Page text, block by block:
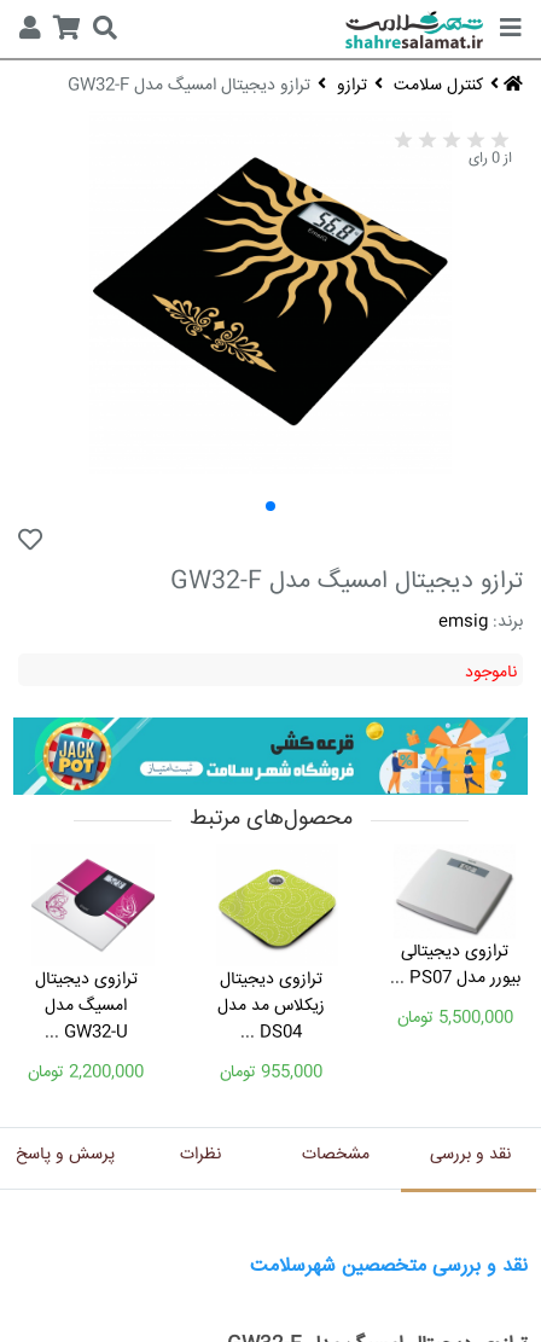
کنترل سلامت ترازو ترازو دیجیتال امسیگ مدل GW32-F
از 0 رای
ترازو دیجیتال امسیگ مدل GW32-F
برند: emsig
ناموجود
محصول‌های مرتبط
ترازوی دیجیتالی
بیورر مدل PS07 ...
5,500,000 تومان
ترازوی دیجیتال
زیکلاس مد مدل
DS04 ...
955,000 تومان
ترازوی دیجیتال
امسیگ مدل
GW32-U ...
2,200,000 تومان
نقد و بررسی مشخصات نظرات پرسش و پاسخ
نقد و بررسی متخصصین شهرسلامت